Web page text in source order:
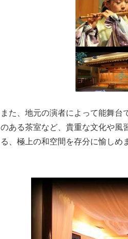
また、地元の演者によって能舞台
のある茶室など、貴重な文化や風
る、極上の和空間を存分に愉しめ